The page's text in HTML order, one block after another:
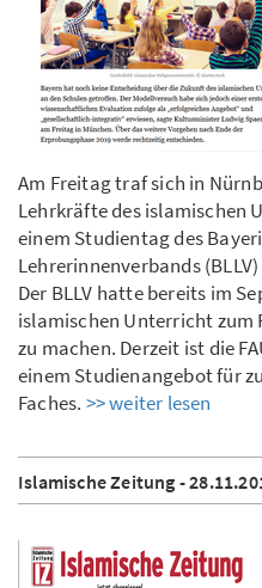
Am Freitag traf sich in
Lehrkräfte des islamischen
einem Studientag des
Lehrerinnenverbands
Der BLLV hatte bereits im
islamischen Unterricht zum
zu machen. Derzeit ist die
einem Studienangebot für
Faches. >> weiter lesen
Islamische Zeitung -